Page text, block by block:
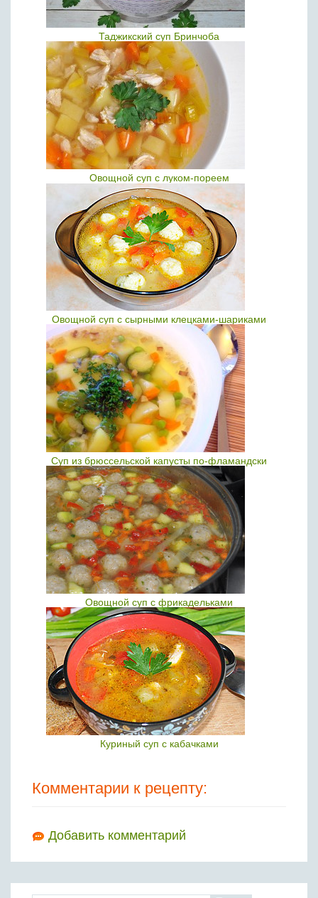
Таджикский суп Бринчоба
Овощной суп с луком-пореем
Овощной суп с сырными клецками-шариками
Суп из брюссельской капусты по-фламандски
Овощной суп с фрикадельками
Куриный суп с кабачками
Комментарии к рецепту:
Добавить комментарий